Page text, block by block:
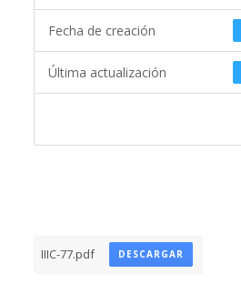
Fecha de creación
Última actualización
IIIC-77.pdf DESCARGAR